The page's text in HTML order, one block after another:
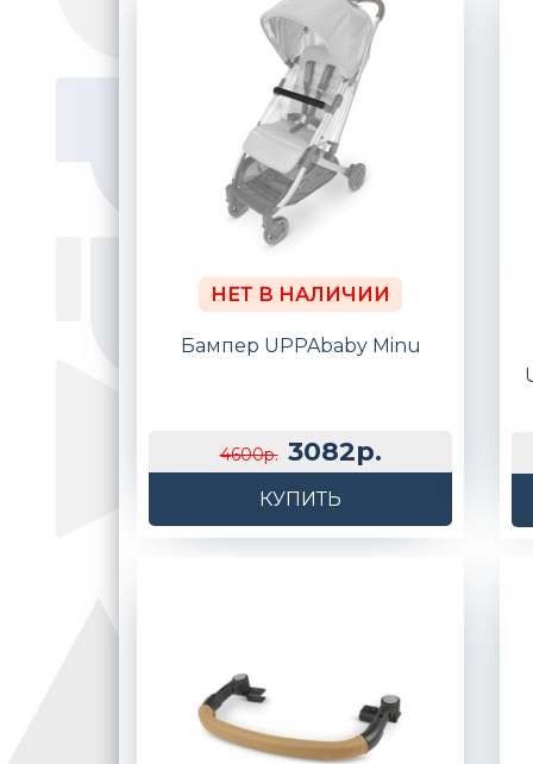
НЕТ В НАЛИЧИИ
Бампер UPPAbaby Minu
4600р. 3082р.
КУПИТЬ